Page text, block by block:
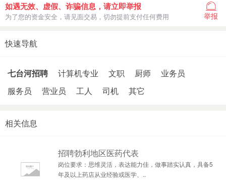
如遇无效、虚假、诈骗信息，请立即举报
为了您的资金安全，请见面交易，切勿提前支付任何费用 举报
快速导航
七台河招聘 计算机专业 文职 厨师
业务员
服务员
营业员 工人 司机 其它
相关信息
招聘勃利地区医药代表
岗位要求：思维灵活，表达能力佳，做事踏实认真，具备5
年及以上药店从业经验或医学、..